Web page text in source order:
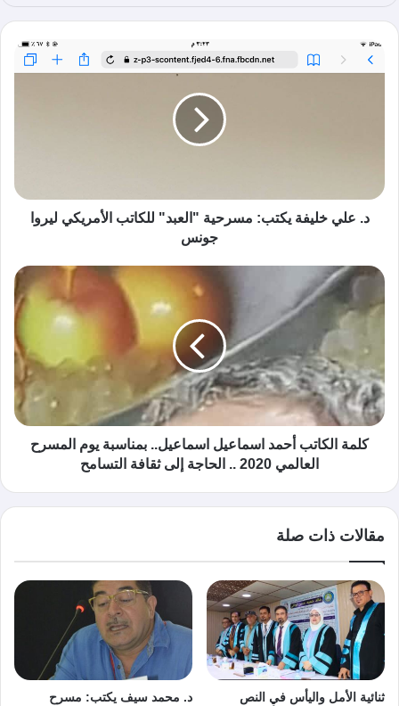
الوي
د. علي خليفة يكتب: مسرحية "العبد" للكاتب الأمريكي ليروا
جونس
كلمة الكاتب أحمد اسماعيل اسماعيل.. بمناسبة يوم المسرح
العالمي 2020 .. الحاجة إلى ثقافة التسامح
مقالات ذات صلة
ثنائية الأمل واليأس في النص
د. محمد سيف يكتب: مسرح